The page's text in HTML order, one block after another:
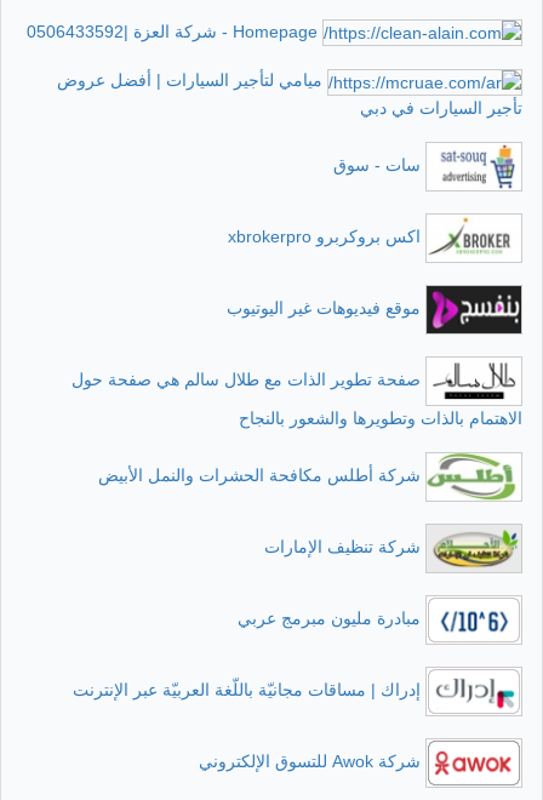
Homepage - شركة العزة |0506433592
ميامي لتأجير السيارات | أفضل عروض
تأجير السيارات في دبي
سات - سوق
اكس بروكربرو xbrokerpro
موقع فيديوهات غير اليوتيوب
صفحة تطوير الذات مع طلال سالم هي صفحة حول
الاهتمام بالذات وتطويرها والشعور بالنجاح
شركة أطلس مكافحة الحشرات والنمل الأبيض
شركة تنظيف الإمارات
مبادرة مليون مبرمج عربي
إدراك | مساقات مجانيّة باللّغة العربيّة عبر الإنترنت
شركة Awok للتسوق الإلكتروني